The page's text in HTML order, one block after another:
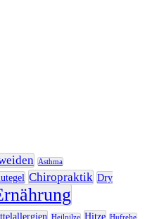
Asthma
Chiropraktik Dry
Heilpilze Hitze Hufrehe